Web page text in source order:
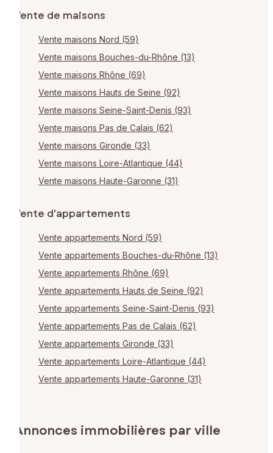
Vente de maisons
Vente maisons Nord (59)
Vente maisons Bouches-du-Rhône (13)
Vente maisons Rhône (69)
Vente maisons Hauts de Seine (92)
Vente maisons Seine-Saint-Denis (93)
Vente maisons Pas de Calais (62)
Vente maisons Gironde (33)
Vente maisons Loire-Atlantique (44)
Vente maisons Haute-Garonne (31)
Vente d'appartements
Vente appartements Nord (59)
Vente appartements Bouches-du-Rhône (13)
Vente appartements Rhône (69)
Vente appartements Hauts de Seine (92)
Vente appartements Seine-Saint-Denis (93)
Vente appartements Pas de Calais (62)
Vente appartements Gironde (33)
Vente appartements Loire-Atlantique (44)
Vente appartements Haute-Garonne (31)
Annonces immobilières par ville